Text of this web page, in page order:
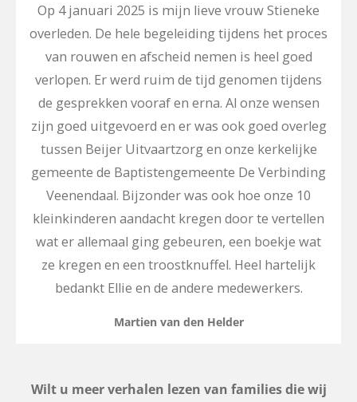
Op 4 januari 2025 is mijn lieve vrouw Stieneke
overleden. De hele begeleiding tijdens het proces
van rouwen en afscheid nemen is heel goed
verlopen. Er werd ruim de tijd genomen tijdens
de gesprekken vooraf en erna. Al onze wensen
zijn goed uitgevoerd en er was ook goed overleg
tussen Beijer Uitvaartzorg en onze kerkelijke
gemeente de Baptistengemeente De Verbinding
Veenendaal. Bijzonder was ook hoe onze 10
kleinkinderen aandacht kregen door te vertellen
wat er allemaal ging gebeuren, een boekje wat
ze kregen en een troostknuffel. Heel hartelijk
bedankt Ellie en de andere medewerkers.
Martien van den Helder
Wilt u meer verhalen lezen van families die wij